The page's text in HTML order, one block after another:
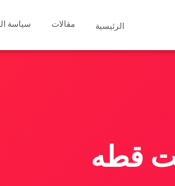
الرئيسية مقالات سياسة
قطه